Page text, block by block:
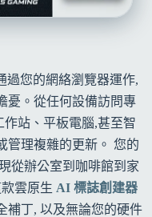
過您的網絡瀏覽器運作,
憂。從任何設備訪問專
站、平板電腦,甚至智
理複雜的更新。 您的
從辦公室到咖啡館到家
雲原生 AI 標誌創建器
補丁, 以及無論您的硬件